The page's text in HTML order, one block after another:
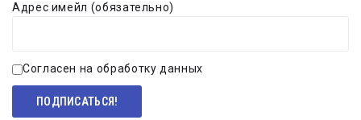
Адрес имейл (обязательно)
Согласен на обработку данных